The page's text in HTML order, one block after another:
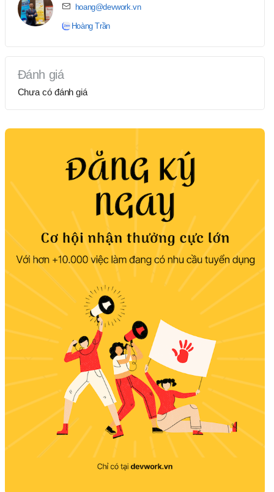
hoang@devwork.vn
Hoàng Trần
Đánh giá
Chưa có đánh giá